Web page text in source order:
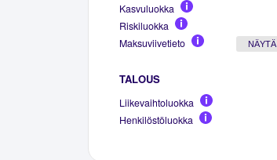
Kasvuluokka
Riskiluokka
Maksuviivetieto
NÄYTÄ
TALOUS
Liikevaihtoluokka
Henkilöstöluokka